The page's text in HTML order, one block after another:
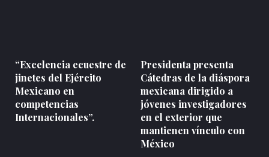
“Excelencia ecuestre de
jinetes del Ejército
Mexicano en
competencias
Internacionales”.
Presidenta presenta
Cátedras de la diáspora
mexicana dirigido a
jóvenes investigadores
en el exterior que
mantienen vínculo con
México